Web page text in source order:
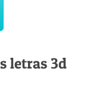
letras 3d